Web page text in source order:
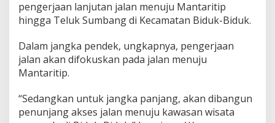
pengerjaan lanjutan jalan menuju Mantaritip
hingga Teluk Sumbang di Kecamatan Biduk-Biduk.
Dalam jangka pendek, ungkapnya, pengerjaan
jalan akan difokuskan pada jalan menuju
Mantaritip.
“Sedangkan untuk jangka panjang, akan dibangun
penunjang akses jalan menuju kawasan wisata